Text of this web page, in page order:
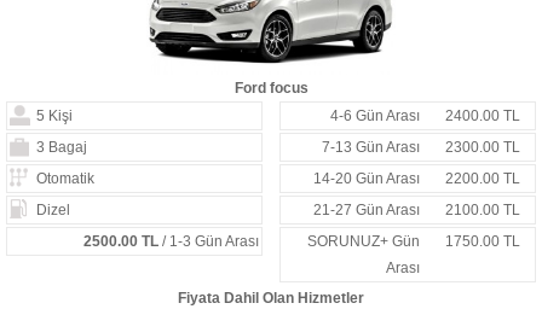
Ford focus
5 Kişi
4-6 Gün Arası
2400.00 TL
3 Bagaj
7-13 Gün Arası
2300.00 TL
Otomatik
14-20 Gün Arası
2200.00 TL
Dizel
21-27 Gün Arası
2100.00 TL
2500.00 TL/ 1-3 Gün Arası
SORUNUZ+ Gün
Arası
1750.00 TL
Fiyata Dahil Olan Hizmetler